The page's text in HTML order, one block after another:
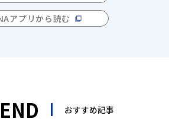
アプリから読む
おすすめ記事